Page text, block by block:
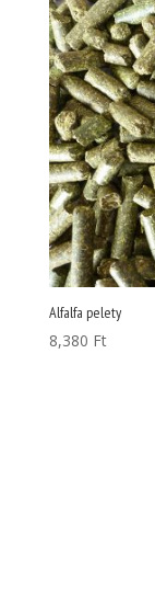
Alfalfa pelety
8,380 Ft